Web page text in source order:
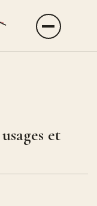
Ouvrir
le
et